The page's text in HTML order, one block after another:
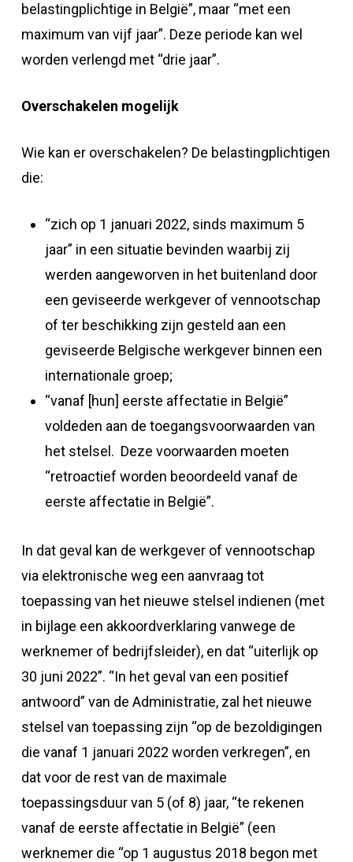
belastingplichtige in België”, maar “met een
maximum van vijf jaar”. Deze periode kan wel
worden verlengd met “drie jaar”.
Overschakelen mogelijk
Wie kan er overschakelen? De belastingplichtigen
die:
“zich op 1 januari 2022, sinds maximum 5
jaar” in een situatie bevinden waarbij zij
werden aangeworven in het buitenland door
een geviseerde werkgever of vennootschap
of ter beschikking zijn gesteld aan een
geviseerde Belgische werkgever binnen een
internationale groep;
“vanaf [hun] eerste affectatie in België”
voldeden aan de toegangsvoorwaarden van
het stelsel. Deze voorwaarden moeten
“retroactief worden beoordeeld vanaf de
eerste affectatie in België”.
In dat geval kan de werkgever of vennootschap
via elektronische weg een aanvraag tot
toepassing van het nieuwe stelsel indienen (met
in bijlage een akkoordverklaring vanwege de
werknemer of bedrijfsleider), en dat “uiterlijk op
30 juni 2022”. “In het geval van een positief
antwoord” van de Administratie, zal het nieuwe
stelsel van toepassing zijn “op de bezoldigingen
die vanaf 1 januari 2022 worden verkregen”, en
dat voor de rest van de maximale
toepassingsduur van 5 (of 8) jaar, “te rekenen
vanaf de eerste affectatie in België” (een
werknemer die “op 1 augustus 2018 begon met